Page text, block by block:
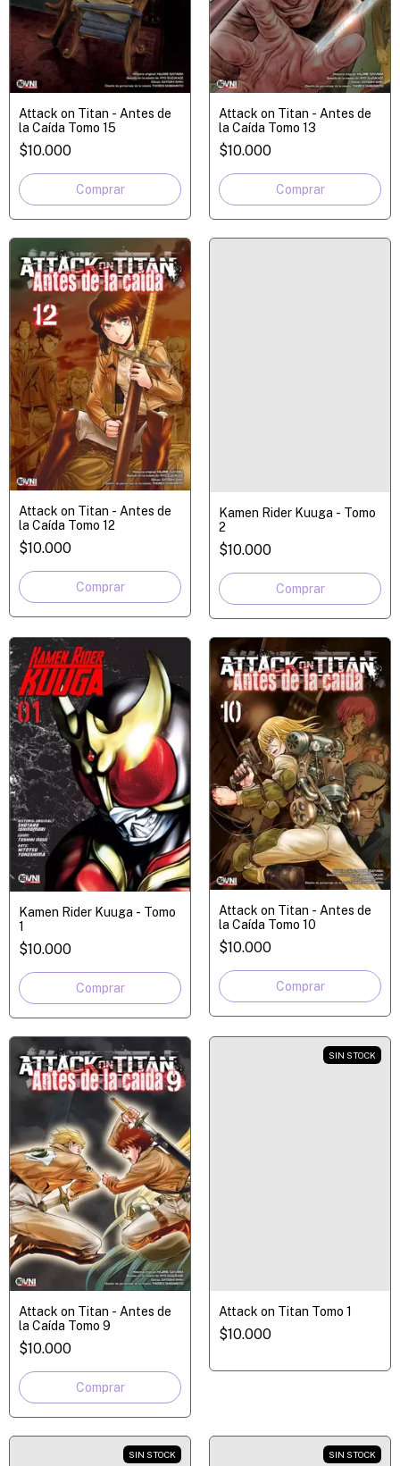
Attack on Titan - Antes de
la Caída Tomo 15
$10.000
Attack on Titan - Antes de
la Caída Tomo 13
$10.000
Attack on Titan - Antes de
la Caída Tomo 12
$10.000
Kamen Rider Kuuga - Tomo
2
$10.000
Kamen Rider Kuuga - Tomo
1
$10.000
Attack on Titan - Antes de
la Caída Tomo 10
$10.000
Attack on Titan - Antes de
la Caída Tomo 9
$10.000
SIN STOCK
Attack on Titan Tomo 1
$10.000
SIN STOCK SIN STOCK